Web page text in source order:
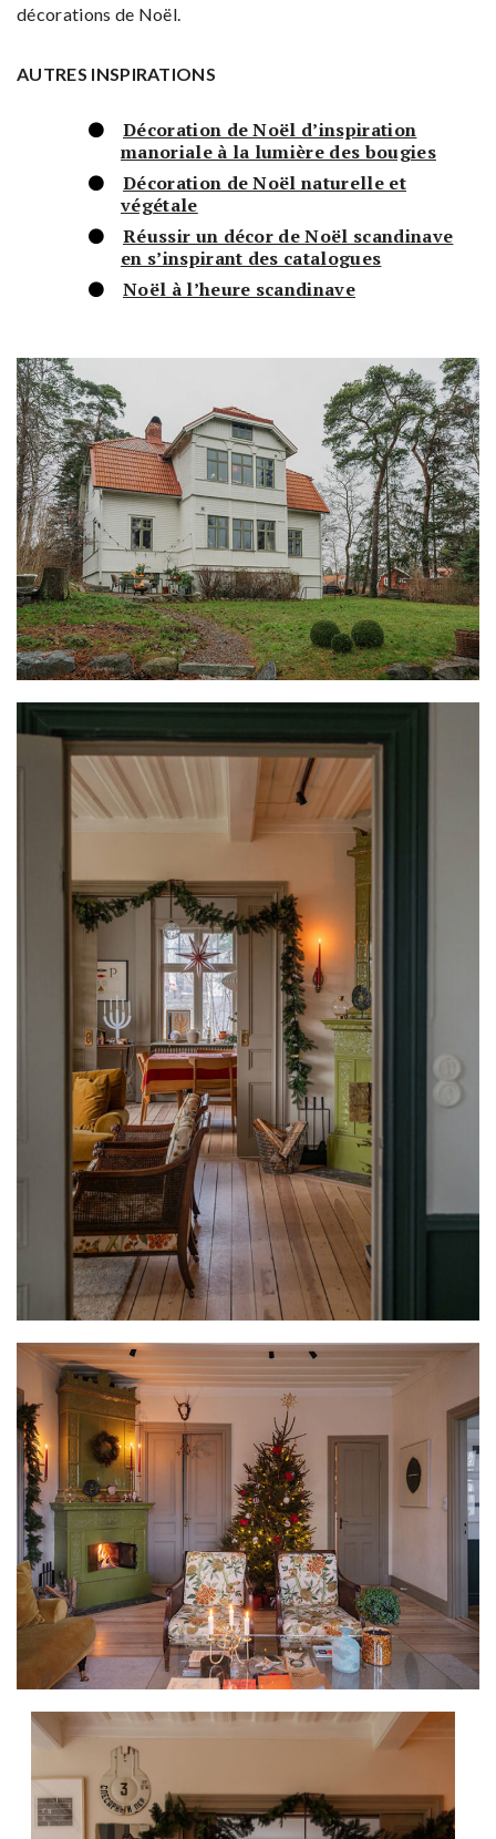
décorations de Noël.
AUTRES INSPIRATIONS
Décoration de Noël d’inspiration
manoriale à la lumière des bougies
Décoration de Noël naturelle et
végétale
Réussir un décor de Noël scandinave
en s’inspirant des catalogues
Noël à l’heure scandinave